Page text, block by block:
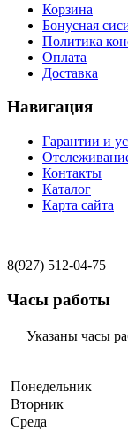
Корзина
Бонусная
Политика
Оплата
Доставка
Навигация
Гарантии и
Контакты
Каталог
Карта сайта
8(927) 512-04-75
Часы работы
Указаны часы
Понедельник
Вторник
Среда